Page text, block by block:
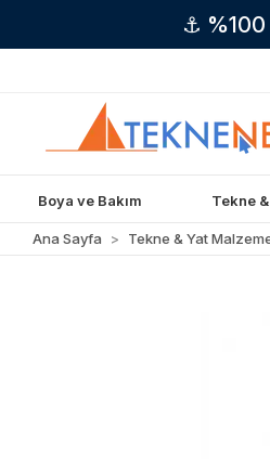
⚓
Boya ve Bakım Tekne
Ana Sayfa Tekne & Yat